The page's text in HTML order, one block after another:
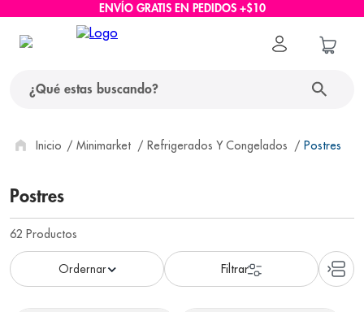
ENVÍO GRATIS EN PEDIDOS +$10
Minimarket Refrigerados Y Congelados Postres
Postres
62 Productos
términos más buscados
3. eucerin
cerave